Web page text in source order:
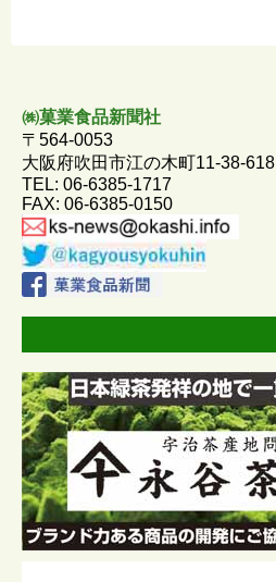
㈱菓業食品新聞社
〒564-0053
大阪府吹田市江の木町11-38-618
TEL: 06-6385-1717
FAX: 06-6385-0150